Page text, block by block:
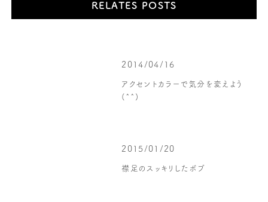
RELATES POSTS
2014/04/16
アクセントカラーで気分を変えよう
(^^)
2015/01/20
襟足のスッキリしたボブ